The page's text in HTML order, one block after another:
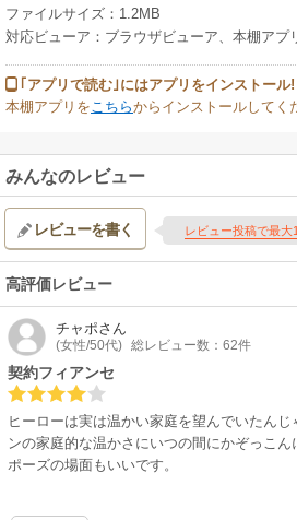
ファイルサイズ：1.2MB
対応ビューア：ブラウザビューア、本棚アプ
｢アプリで読む｣にはアプリをインストール!
本棚アプリをこちらからインストールしてく
みんなのレビュー
レビューを書く レビュー投稿で最大
高評価レビュー
チャポさん
(女性/50代) 総レビュー数：62件
契約フィアンセ
ヒーローは実は温かい家庭を望んでいたん
ンの家庭的な温かさにいつの間にかぞっこ
ポーズの場面もいいです。